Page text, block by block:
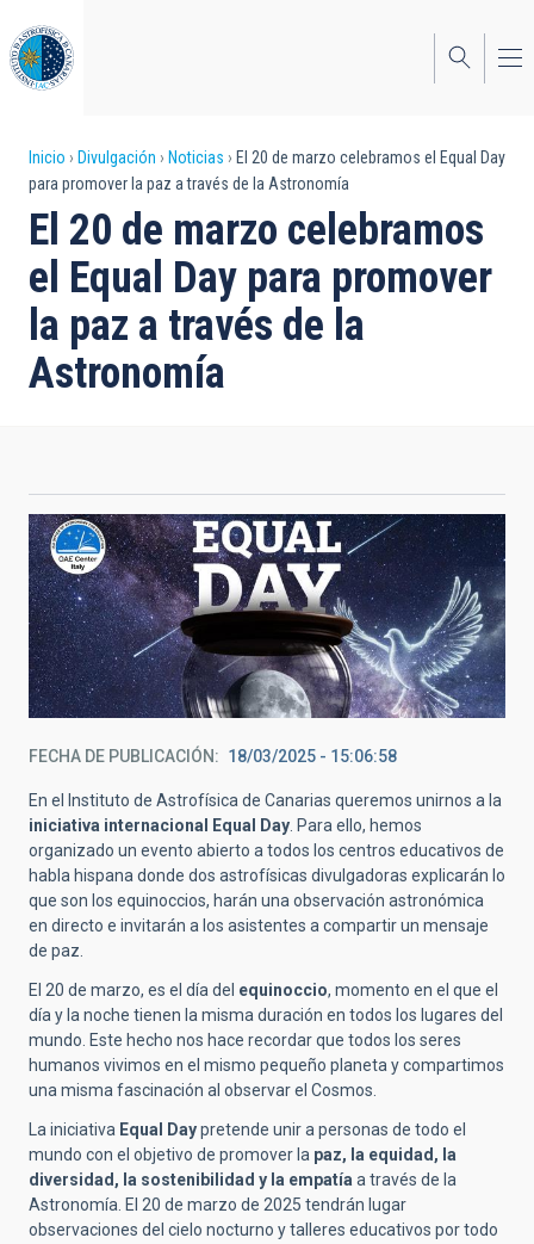
al
contenido
principal
Sobrescribir
enlaces
de
ayuda
a
la
Inicio Divulgación Noticias
El 20 de marzo celebramos el Equal Day
para promover la paz a través de la Astronomía
El 20 de marzo celebramos
el Equal Day para promover
la paz a través de la
Astronomía
FECHA DE PUBLICACIÓN 18/03/2025 - 15:06:58
En el Instituto de Astrofísica de Canarias queremos unirnos a la
iniciativa internacional Equal Day. Para ello, hemos
organizado un evento abierto a todos los centros educativos de
habla hispana donde dos astrofísicas divulgadoras explicarán lo
que son los equinoccios, harán una observación astronómica
en directo e invitarán a los asistentes a compartir un mensaje
de paz.
El 20 de marzo, es el día del equinoccio, momento en el que el
día y la noche tienen la misma duración en todos los lugares del
mundo. Este hecho nos hace recordar que todos los seres
humanos vivimos en el mismo pequeño planeta y compartimos
una misma fascinación al observar el Cosmos.
La iniciativa Equal Daypretende unir a personas de todo el
mundo con el objetivo de promover la paz, la equidad, la
diversidad, la sostenibilidad y la empatíaa través de la
Astronomía. El 20 de marzo de 2025 tendrán lugar
observaciones del cielo nocturno y talleres educativos por todo